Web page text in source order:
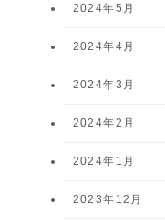
2024年5月
2024年4月
2024年3月
2024年2月
2024年1月
2023年12月